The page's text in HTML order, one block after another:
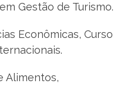
Gestão de Turismo.
Econômicas, Curso
Alimentos,